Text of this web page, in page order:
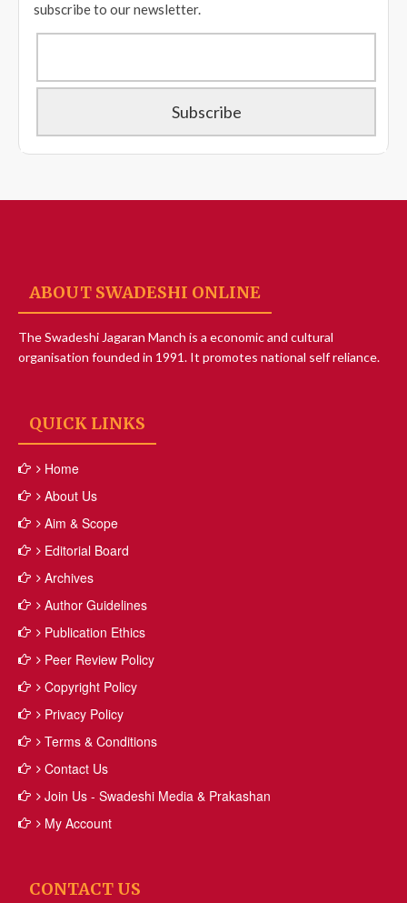
subscribe to our newsletter.
ABOUT SWADESHI ONLINE
The Swadeshi Jagaran Manch is a economic and cultural
organisation founded in 1991. It promotes national self reliance.
QUICK LINKS
Home
About Us
Aim & Scope
Editorial Board
Archives
Author Guidelines
Publication Ethics
Peer Review Policy
Copyright Policy
Privacy Policy
Terms & Conditions
Contact Us
Join Us - Swadeshi Media & Prakashan
My Account
CONTACT US